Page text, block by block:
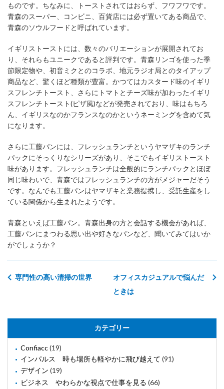
ものです。ちなみに、トーストされてはおらず、フワフワです。
青森のスーパー、コンビニ、百貨店には必ず置いてある商品で、
青森のソウルフードと呼ばれています。
イギリストーストには、数々のバリエーションが展開されてお
り、それらもユニークであると評判です。青森リンゴを使った季
節限定物や、初音ミクとのコラボ、地元ラジオ局とのタイアップ
商品など、驚くほど種類が豊富。かつてはカスタード味のイギリ
スフレンチトースト、さらにトマトとチーズ味が加わったイギリ
スフレンチトースト(ピザ風)などが発売されており、味はもちろ
ん、イギリスなのかフランスなのかというネーミングを含めて気
になります。
さらに工藤パンには、フレッシュランチというヤマザキのランチ
パックにそっくりなシリーズがあり、そこでもイギリストースト
味があります。フレッシュランチは全般的にランチパックとほぼ
同じ味わいで、青森ではフレッシュランチの方がメジャーだそう
です。なんでも工藤パンはヤマザキと業務提携し、受託生産をし
ている関係から生まれたようです。
青森といえば工藤パン。青森出身の方と会話する機会があれば、
工藤パンにまつわる思い出や好きなパンなど、聞いてみてはいか
がでしょうか？
オフィスカジュアルで悩んだ
ときは
専門性の高い清掃の世界
カテゴリー
Confiacc(19)
インパルス 時も場所も軽やかに飛び越えて (91)
デザイン (19)
ビジネス やわらかな視点で仕事を見る (66)